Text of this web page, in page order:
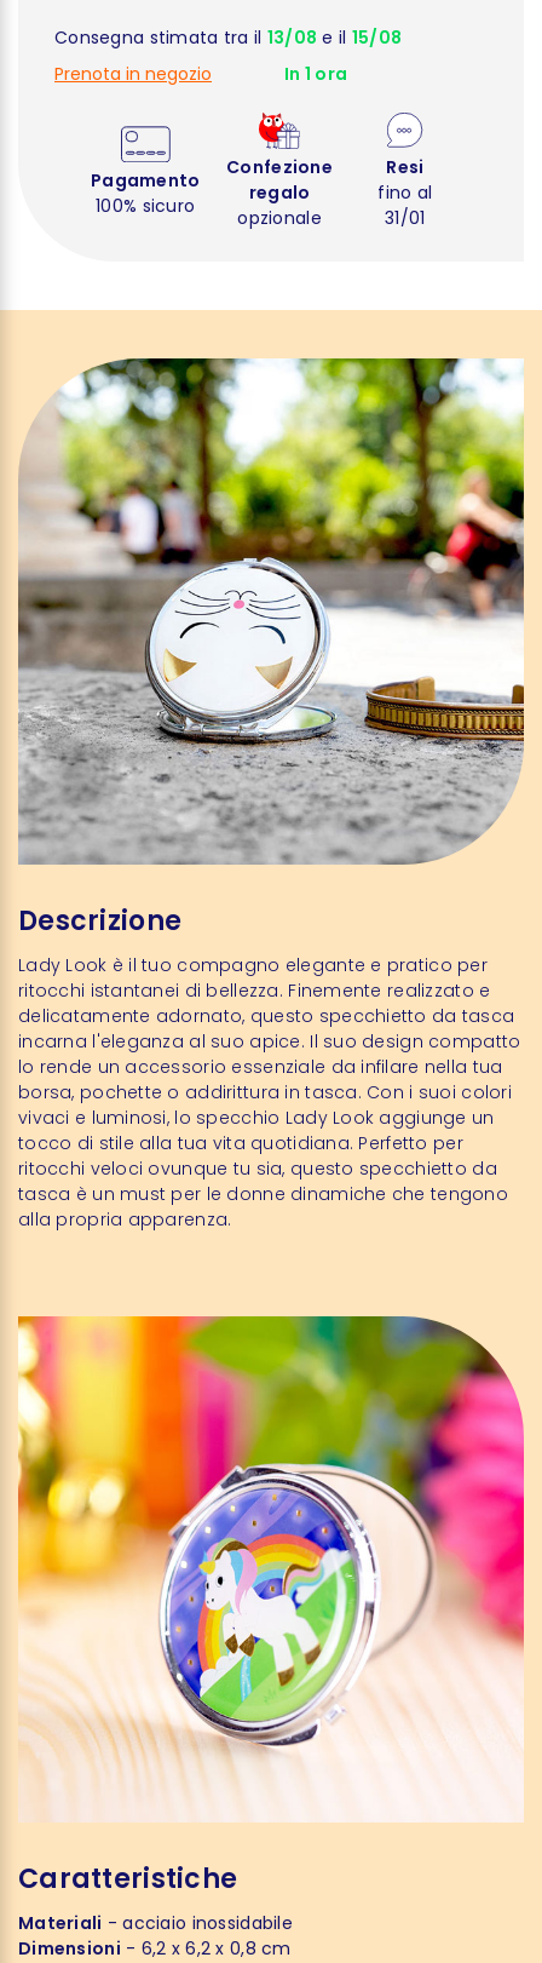
Consegna stimata tra il 13/08 e il 15/08
Prenota in negozio
In 1 ora
Pagamento
100% sicuro
Confezione
regalo
opzionale
Resi
fino al
31/01
Descrizione
Lady Look è il tuo compagno elegante e pratico per
ritocchi istantanei di bellezza. Finemente realizzato e
delicatamente adornato, questo specchietto da tasca
incarna l'eleganza al suo apice. Il suo design compatto
lo rende un accessorio essenziale da infilare nella tua
borsa, pochette o addirittura in tasca. Con i suoi colori
vivaci e luminosi, lo specchio Lady Look aggiunge un
tocco di stile alla tua vita quotidiana. Perfetto per
ritocchi veloci ovunque tu sia, questo specchietto da
tasca è un must per le donne dinamiche che tengono
alla propria apparenza.
Caratteristiche
Materiali - acciaio inossidabile
Dimensioni - 6,2 x 6,2 x 0,8 cm